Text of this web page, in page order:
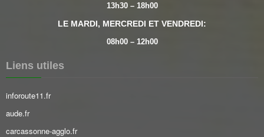
13h30 – 18h00
LE MARDI, MERCREDI ET VENDREDI:
08h00 – 12h00
Liens utiles
inforoute11.fr
aude.fr
carcassonne-agglo.fr